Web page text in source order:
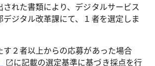
された書類により、デジタルサービス
ジタル改革課にて、１者を選定しま
す２者以上からの応募があった場合
に記載の選定基準に基づき採点を行